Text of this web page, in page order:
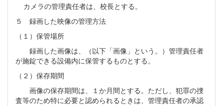
カメラの管理責任者は、校長とする。
５ 録画した映像の管理方法
（１）保管場所
録画した画像は、（以下「画像」という。）管理責任者
が施錠できる設備内に保管するものとする。
（２）保存期間
画像の保存期間は、１か月間とする。ただし、犯罪の捜
査等のため特に必要と認められるときは、管理責任者の承認